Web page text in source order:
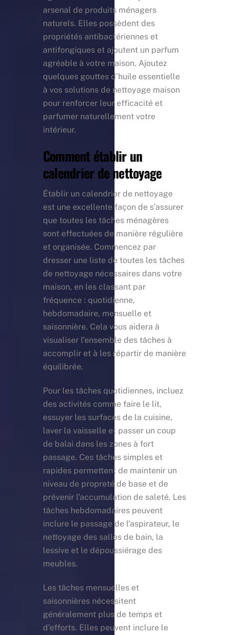
arsenal de produits ménagers
naturels. Elles possèdent des
propriétés antibactériennes et
antifongiques et ajoutent un parfum
agréable à votre maison. Ajoutez
quelques gouttes d’huile essentielle
à vos solutions de nettoyage maison
pour renforcer leur efficacité et
parfumer naturellement votre
intérieur.
Comment établir un
calendrier de nettoyage
Établir un calendrier de nettoyage
est une excellente façon de s’assurer
que toutes les tâches ménagères
sont effectuées de manière régulière
et organisée. Commencez par
dresser une liste de toutes les tâches
de nettoyage nécessaires dans votre
maison, en les classant par
fréquence : quotidienne,
hebdomadaire, mensuelle et
saisonnière. Cela vous aidera à
visualiser l’ensemble des tâches à
accomplir et à les répartir de manière
équilibrée.
Pour les tâches quotidiennes, incluez
des activités comme faire le lit,
essuyer les surfaces de la cuisine,
laver la vaisselle et passer un coup
de balai dans les zones à fort
passage. Ces tâches simples et
rapides permettent de maintenir un
niveau de propreté de base et de
prévenir l’accumulation de saleté. Les
tâches hebdomadaires peuvent
inclure le passage de l’aspirateur, le
nettoyage des salles de bain, la
lessive et le dépoussiérage des
meubles.
Les tâches mensuelles et
saisonnières nécessitent
généralement plus de temps et
d’efforts. Elles peuvent inclure le